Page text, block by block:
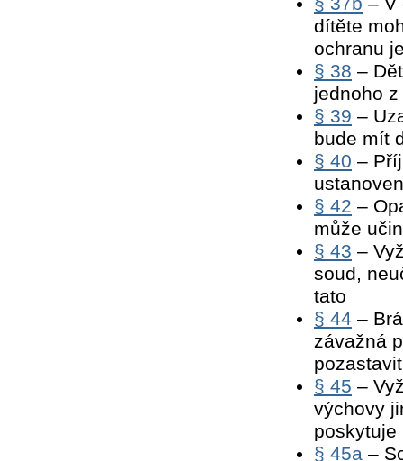
dítěte
ochranu
§ 38 –
jednoho
§ 39 –
bude mít
§ 40 –
§ 42 –
může
§ 43 –
soud,
tato
§ 44 –
závažná
pozastavit
§ 45 –
výchovy
poskytuje
§ 45a–